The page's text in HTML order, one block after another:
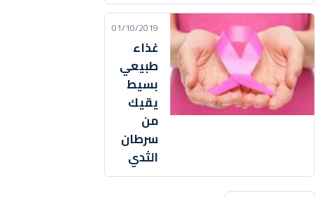
01/10/2019
غذاء
طبيعي
بسيط
يقيك
من
سرطان
الثدي